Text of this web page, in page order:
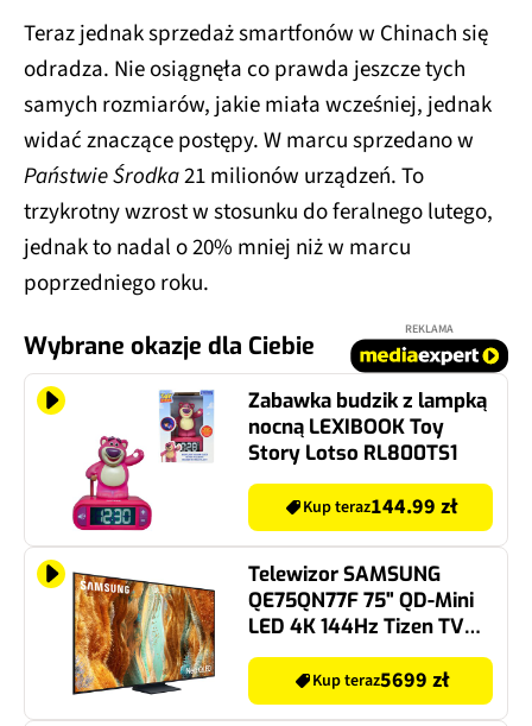
Teraz jednak sprzedaż smartfonów w Chinach się
odradza. Nie osiągnęła co prawda jeszcze tych
samych rozmiarów, jakie miała wcześniej, jednak
widać znaczące postępy. W marcu sprzedano w
Państwie Środka21 milionów urządzeń. To
trzykrotny wzrost w stosunku do feralnego lutego,
jednak to nadal o 20% mniej niż w marcu
poprzedniego roku.
Wybrane okazje dla Ciebie
REKLAMA
Zabawka budzik z lampką
nocną LEXIBOOK Toy
Story Lotso RL800TS1
Kup teraz144.99 zł
Telewizor SAMSUNG
QE75QN77F 75" QD-Mini
LED 4K 144Hz Tizen TV
HDMI 2.1
Kup teraz5699 zł